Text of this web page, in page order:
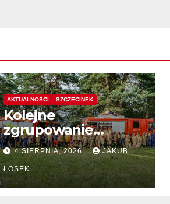
AKTUALNOŚCI SZCZECINEK
Kolejne
zgrupowanie
drużyn
pożarniczych z
Polski i Niemiec w
regionie
4 SIERPNIA, 2026 JAKUB
ŁOSEK